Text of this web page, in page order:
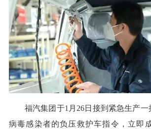
福汽集团于1月26日接到紧急生产
病毒感染者的负压救护车指令，立即